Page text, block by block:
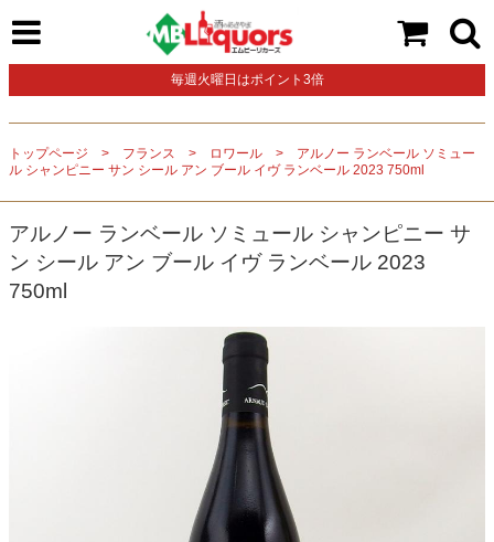
毎週火曜日はポイント3倍
トップページ フランス ロワール
アルノー ランベール ソミュー
ル シャンピニー サン シール アン ブール イヴ ランベール 2023 750ml
アルノー ランベール ソミュール シャンピニー サ
ン シール アン ブール イヴ ランベール 2023
750ml